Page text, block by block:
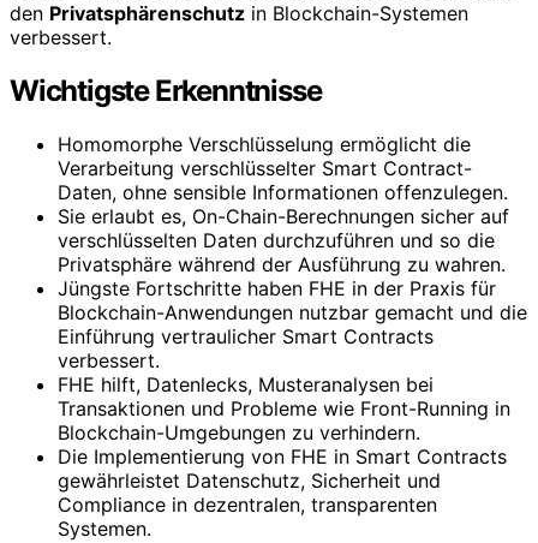
den Privatsphärenschutz in Blockchain-Systemen
verbessert.
Wichtigste Erkenntnisse
Homomorphe Verschlüsselung ermöglicht die
Verarbeitung verschlüsselter Smart Contract-
Daten, ohne sensible Informationen offenzulegen.
Sie erlaubt es, On-Chain-Berechnungen sicher auf
verschlüsselten Daten durchzuführen und so die
Privatsphäre während der Ausführung zu wahren.
Jüngste Fortschritte haben FHE in der Praxis für
Blockchain-Anwendungen nutzbar gemacht und die
Einführung vertraulicher Smart Contracts
verbessert.
FHE hilft, Datenlecks, Musteranalysen bei
Transaktionen und Probleme wie Front-Running in
Blockchain-Umgebungen zu verhindern.
Die Implementierung von FHE in Smart Contracts
gewährleistet Datenschutz, Sicherheit und
Compliance in dezentralen, transparenten
Systemen.